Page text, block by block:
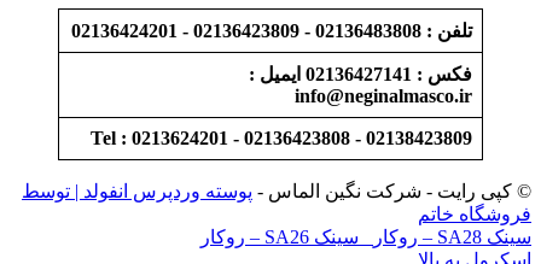
تلفن : 02136483808 - 02136423809 - 02136424201
فکس : 02136427141 ایمیل :
info@neginalmasco.ir
Tel : 0213624201 - 02136423808 - 02138423809
© کپی رایت - شرکت نگین الماس - پوسته وردپرس انفولد | توسط
فروشگاه خاتم
سینک SA28 – روکار
سینک SA26 – روکار